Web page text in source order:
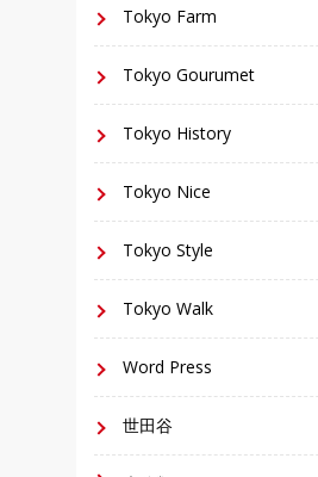
Tokyo Farm
Tokyo Gourumet
Tokyo History
Tokyo Nice
Tokyo Style
Tokyo Walk
Word Press
世田谷